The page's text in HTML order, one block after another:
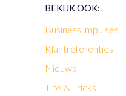
BEKIJK OOK:
Business impulses
Klantreferenties
Nieuws
Tips & Tricks